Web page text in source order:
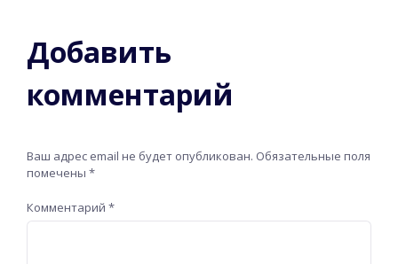
Добавить
комментарий
Ваш адрес email не будет опубликован. Обязательные поля
помечены *
Комментарий *